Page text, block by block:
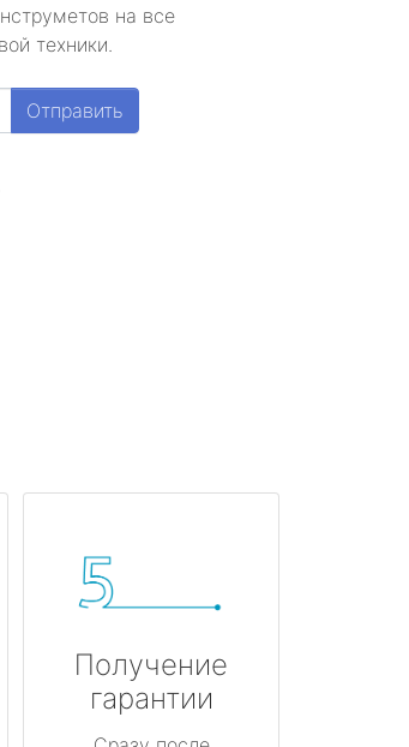
на все
техники.
Отправить
Получение
гарантии